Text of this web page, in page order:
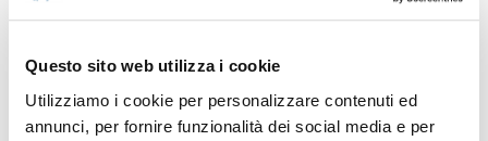
Questo sito web utilizza i cookie
Utilizziamo i cookie per personalizzare contenuti ed
annunci, per fornire funzionalità dei social media e per